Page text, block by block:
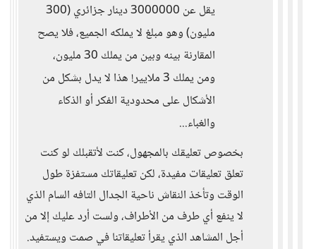
يقل عن 3000000 دينار جزائري (300
مليون) وهو مبلغ لا يملكه الجميع، فلا يصح
المقارنة بينه وبين من يملك 30 مليون،
ومن يملك 3 ملايير! هذا لا يدل بشكل من
الأشكال على محدودية الفكر أو الذكاء
والغباء...
بخصوص تعليقك بالمجهول، كنت لأتقبلك لو كنت
تعلق تعليقات مفيدة، لكن تعليقاتك مستفزة طول
الوقت وتأخذ النقاش ناحية الجدال التافه السام الذي
لا ينفع أي طرف من الأطراف، ولست أرد عليك إلا من
أجل المشاهد الذي يقرأ تعليقاتنا في صمت ويستفيد.